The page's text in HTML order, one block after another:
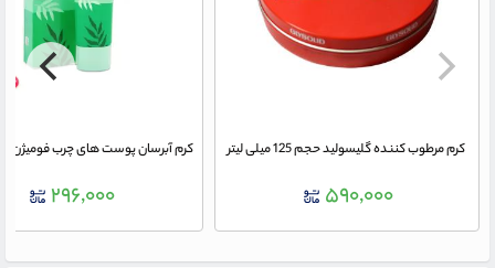
کرم مرطوب کننده گلیسولید حجم 125 میلی لیتر
۵۹۰,۰۰۰
کرم آبرسان پوست های چرب فومیژن 40 میلی لیتر
۲۹۶,۰۰۰